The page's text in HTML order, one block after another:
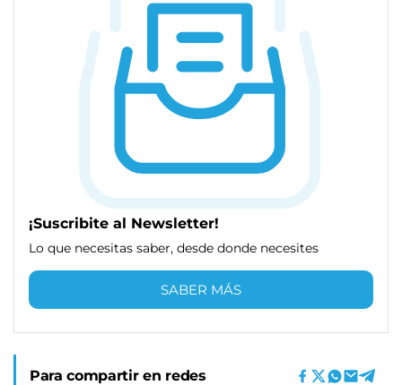
¡Suscribite al Newsletter!
Lo que necesitas saber, desde donde necesites
SABER MÁS
Para compartir en redes